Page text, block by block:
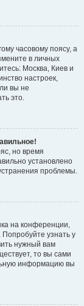
часовому поясу, а
в личных
Москва, Киев и
настроек,
вы не
это.
но время
установлено
проблемы.
на конференции,
узнать у
нужный вам
то вы сами
информацию вы